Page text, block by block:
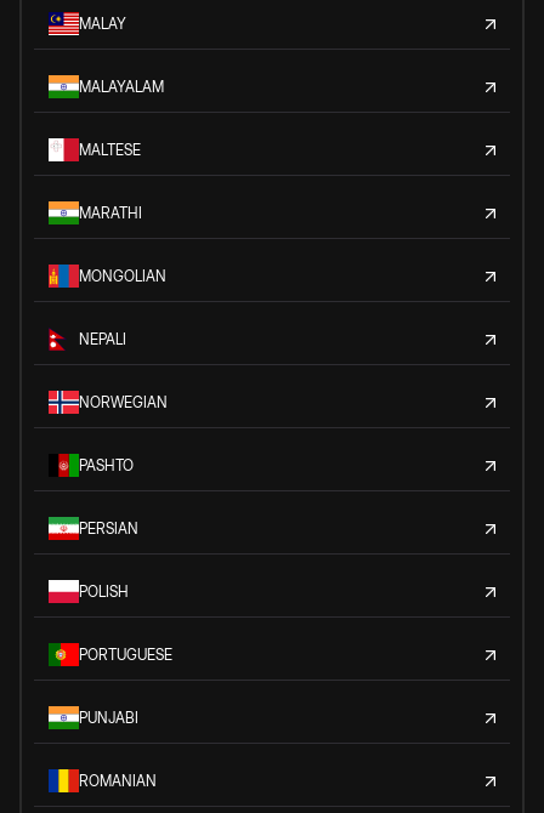
MALAY
MALAYALAM
MALTESE
MARATHI
MONGOLIAN
NEPALI
NORWEGIAN
PASHTO
PERSIAN
POLISH
PORTUGUESE
PUNJABI
ROMANIAN